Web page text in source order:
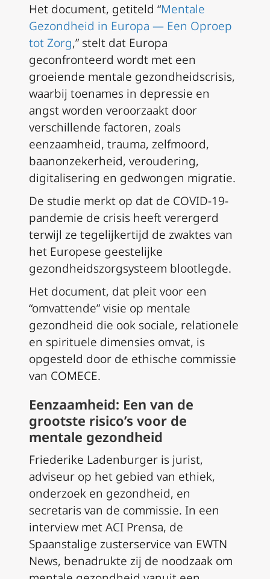
Het document, getiteld “Mentale
Gezondheid in Europa — Een Oproep
tot Zorg,” stelt dat Europa
geconfronteerd wordt met een
groeiende mentale gezondheidscrisis,
waarbij toenames in depressie en
angst worden veroorzaakt door
verschillende factoren, zoals
eenzaamheid, trauma, zelfmoord,
baanonzekerheid, veroudering,
digitalisering en gedwongen migratie.
De studie merkt op dat de COVID-19-
pandemie de crisis heeft verergerd
terwijl ze tegelijkertijd de zwaktes van
het Europese geestelijke
gezondheidszorgsysteem blootlegde.
Het document, dat pleit voor een
“omvattende” visie op mentale
gezondheid die ook sociale, relationele
en spirituele dimensies omvat, is
opgesteld door de ethische commissie
van COMECE.
Eenzaamheid: Een van de
grootste risico’s voor de
mentale gezondheid
Friederike Ladenburger is jurist,
adviseur op het gebied van ethiek,
onderzoek en gezondheid, en
secretaris van de commissie. In een
interview met ACI Prensa, de
Spaanstalige zusterservice van EWTN
News, benadrukte zij de noodzaak om